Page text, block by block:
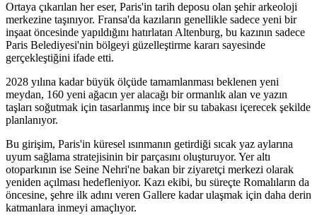
Ortaya çıkarılan her eser, Paris'in tarih deposu olan şehir arkeoloji
merkezine taşınıyor. Fransa'da kazıların genellikle sadece yeni bir
inşaat öncesinde yapıldığını hatırlatan Altenburg, bu kazının sadece
Paris Belediyesi'nin bölgeyi güzelleştirme kararı sayesinde
gerçekleştiğini ifade etti.
2028 yılına kadar büyük ölçüde tamamlanması beklenen yeni
meydan, 160 yeni ağacın yer alacağı bir ormanlık alan ve yazın
taşları soğutmak için tasarlanmış ince bir su tabakası içerecek şekilde
planlanıyor.
Bu girişim, Paris'in küresel ısınmanın getirdiği sıcak yaz aylarına
uyum sağlama stratejisinin bir parçasını oluşturuyor. Yer altı
otoparkının ise Seine Nehri'ne bakan bir ziyaretçi merkezi olarak
yeniden açılması hedefleniyor. Kazı ekibi, bu süreçte Romalıların da
öncesine, şehre ilk adını veren Gallere kadar ulaşmak için daha derin
katmanlara inmeyi amaçlıyor.